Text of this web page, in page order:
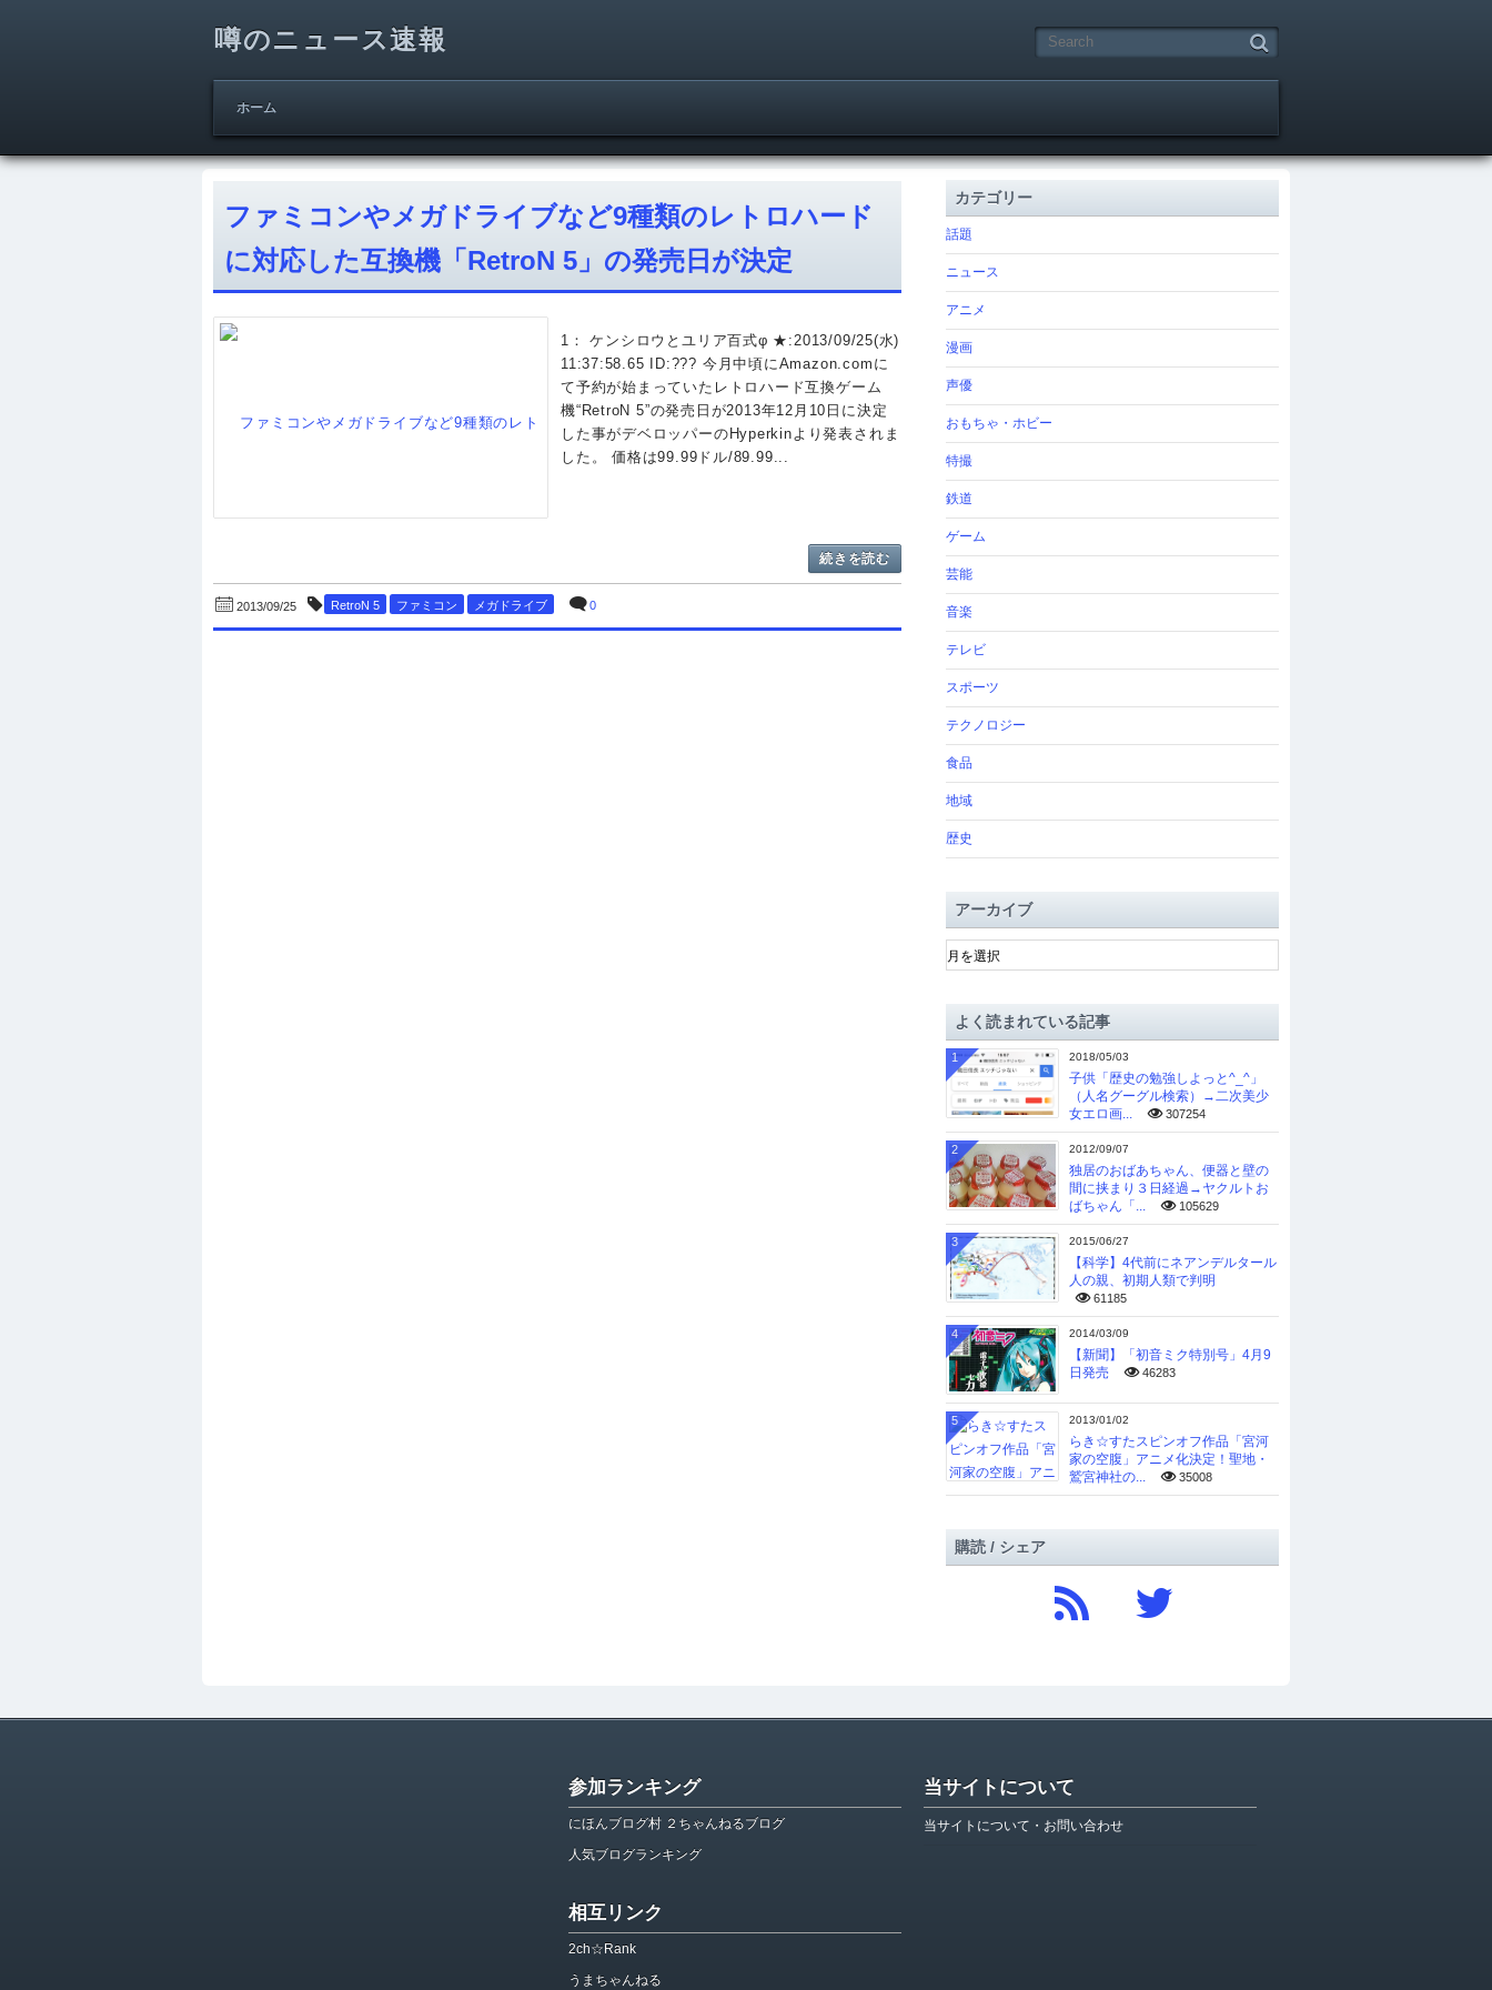
噂のニュース速報
ホーム
ファミコンやメガドライブなど9種類のレトロハード
に対応した互換機「RetroN 5」の発売日が決定
1： ケンシロウとユリア百式φ ★:2013/09/25(水)
11:37:58.65 ID:??? 今月中頃にAmazon.comに
て予約が始まっていたレトロハード互換ゲーム
機“RetroN 5”の発売日が2013年12月10日に決定
した事がデベロッパーのHyperkinより発表されま
した。 価格は99.99ドル/89.99...
続きを読む
2013/09/25 RetroN 5 ファミコン メガドライブ 0
カテゴリー
話題
ニュース
アニメ
漫画
声優
おもちゃ・ホビー
特撮
鉄道
ゲーム
芸能
音楽
テレビ
スポーツ
テクノロジー
食品
地域
歴史
アーカイブ
ア
ー
ブよく読まれている記事
2018/05/03
子供「歴史の勉強しよっと^_^」
（人名グーグル検索）→二次美少
女エロ画...
307254
1
2012/09/07
独居のおばあちゃん、便器と壁の
間に挟まり３日経過→ヤクルトお
ばちゃん「...
105629
2
2015/06/27
【科学】4代前にネアンデルタール
人の親、初期人類で判明
61185
3
2014/03/09
【新聞】「初音ミク特別号」4月9
日発売
46283
4
2013/01/02
らき☆すたスピンオフ作品「宮河
家の空腹」アニメ化決定！聖地・
鷲宮神社の...
35008
5
購読 / シェア
参加ランキング
にほんブログ村 ２ちゃんねるブログ
人気ブログランキング
相互リンク
2ch☆Rank
うまちゃんねる
当サイトについて
当サイトについて・お問い合わせ